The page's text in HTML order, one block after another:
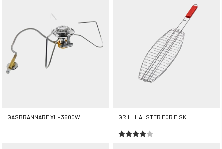
GASBRÄNNARE XL - 3500W GRILLHALSTER FÖR FISK
Betyg:
4.0 utav 5 stjärnor